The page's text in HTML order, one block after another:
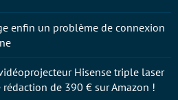
enfin un problème de connexion
Hisense triple laser
rédaction de 390 € sur Amazon !